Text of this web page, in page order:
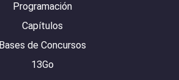
Programación
Capítulos
Bases de Concursos
13Go